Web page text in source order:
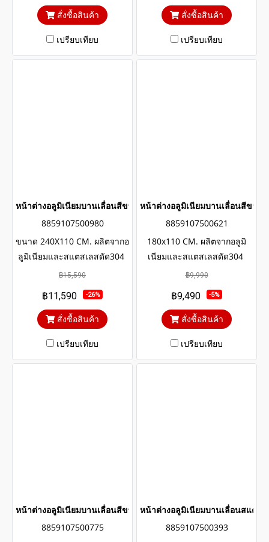
กระจกสีเขียวใสตัดแสงป้องกัน
ความร้อนและรังสียูวี
สั่งซื้อสินค้า
เปรียบเทียบ
กระจกสีเขียวใสตัดแสงป้องกัน
ความร้อนและรังสียูวี
สั่งซื้อสินค้า
เปรียบเทียบ
หน้าต่างอลูมิเนียมบานเลื่อนสีขาวสแตนเลสดัด winking
8859107500980
ขนาด 240X110 CM. ผลิตจากอ
ลูมิเนียมและสแตสเลสดัด304
แข็งแรงทนทาน รับประกันไม่
กระจกสีเขียวใสตัดแสงป้องกัน
ความร้อนและรังสียูวี
฿15,590
฿11,590 -26%
สั่งซื้อสินค้า
เปรียบเทียบ
หน้าต่างอลูมิเนียมบานเลื่อนสีขาว
8859107500621
180x110 CM. ผลิตจากอลูมิ
เนียมและสแตสเลสดัด304
แข็งแรงทนทาน รับประกันไม่
กระจกสีเขียวใสตัดแสงป้องกัน
ความร้อนและรังสียูวี
฿9,990
฿9,490 -5%
สั่งซื้อสินค้า
เปรียบเทียบ
หน้าต่างอลูมิเนียมบานเลื่อนสีขาวสแตนเลสดัด winking
8859107500775
หน้าต่างอลูมิเนียมบานเลื่อนสแตน
8859107500393